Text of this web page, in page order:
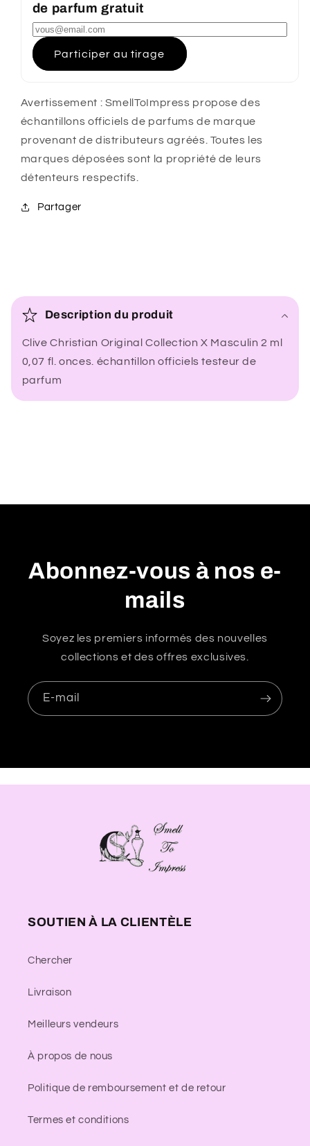
de parfum gratuit
Participer au tirage
Avertissement : SmellToImpress propose des
échantillons officiels de parfums de marque
provenant de distributeurs agréés. Toutes les
marques déposées sont la propriété de leurs
détenteurs respectifs.
Partager
o
u
c
Description du produit
Clive Christian Original Collection X Masculin 2 ml
0,07 fl. onces. échantillon officiels testeur de
parfum
Abonnez-vous à nos e-
mails
Soyez les premiers informés des nouvelles
collections et des offres exclusives.
E-mail
SOUTIEN À LA CLIENTÈLE
Chercher
Livraison
Meilleurs vendeurs
À propos de nous
Politique de remboursement et de retour
Termes et conditions